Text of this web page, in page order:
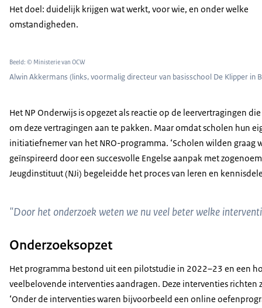
Het doel: duidelijk krijgen wat werkt, voor wie, en onder welke
omstandigheden.
Beeld: © Ministerie van OCW
Alwin Akkermans (links, voormalig directeur van basisschool De Klipper in
Het NP Onderwijs is opgezet als reactie op de leervertragingen
om deze vertragingen aan te pakken. Maar omdat scholen hun
initiatiefnemer van het NRO-programma. ‘Scholen wilden graag
geïnspireerd door een succesvolle Engelse aanpak met
Jeugdinstituut (NJi) begeleidde het proces van leren en
"Door het onderzoek weten we nu veel beter welke
Onderzoeksopzet
Het programma bestond uit een pilotstudie in 2022–23 en een
veelbelovende interventies aandragen. Deze interventies
‘Onder de interventies waren bijvoorbeeld een online